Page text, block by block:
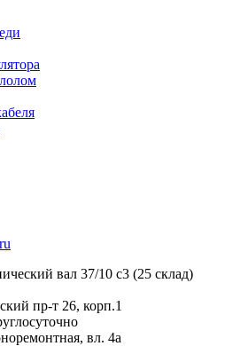
вал 37/10 с3 (25 склад)
пр-т 26, корп.1
вл. 4а